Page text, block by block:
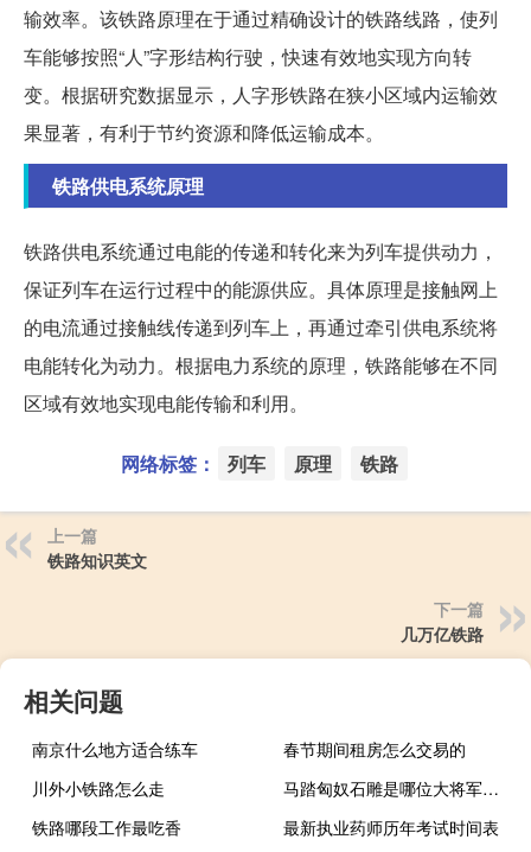
输效率。该铁路原理在于通过精确设计的铁路线路，使列
车能够按照“人”字形结构行驶，快速有效地实现方向转
变。根据研究数据显示，人字形铁路在狭小区域内运输效
果显著，有利于节约资源和降低运输成本。
铁路供电系统原理
铁路供电系统通过电能的传递和转化来为列车提供动力，
保证列车在运行过程中的能源供应。具体原理是接触网上
的电流通过接触线传递到列车上，再通过牵引供电系统将
电能转化为动力。根据电力系统的原理，铁路能够在不同
区域有效地实现电能传输和利用。
网络标签： 列车 原理 铁路
上一篇
铁路知识英文
下一篇
几万亿铁路
相关问题
南京什么地方适合练车
春节期间租房怎么交易的
川外小铁路怎么走
马踏匈奴石雕是哪位大将军的墓刻石雕
铁路哪段工作最吃香
最新执业药师历年考试时间表